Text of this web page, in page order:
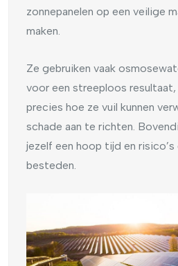
zonnepanelen op een veilige
maken.
Ze gebruiken vaak
voor een streeploos resultaat,
precies hoe ze vuil kunnen
schade aan te richten.
jezelf een hoop tijd en
besteden.